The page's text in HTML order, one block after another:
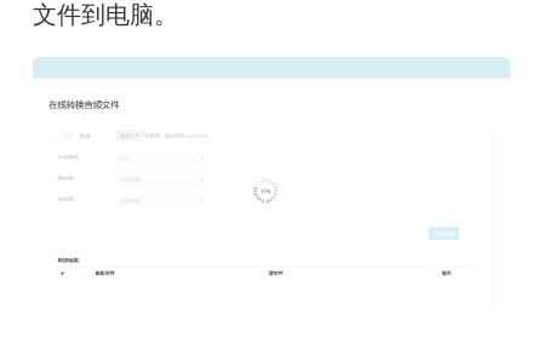
文件到电脑。